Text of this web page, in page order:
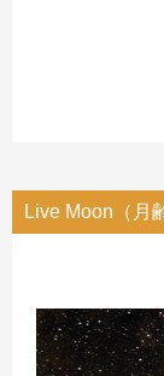
Live Moon（月